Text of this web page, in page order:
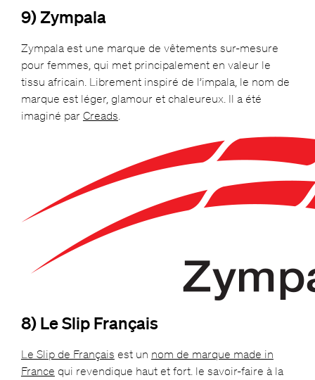
9) Zympala
Zympala est une marque de vêtements sur-mesure
pour femmes, qui met principalement en valeur le
tissu africain. Librement inspiré de l’impala, le nom de
marque est léger, glamour et chaleureux. Il a été
imaginé par Creads.
8) Le Slip Français
Le Slip de Français est un nom de marque made in
France qui revendique haut et fort. le savoir-faire à la